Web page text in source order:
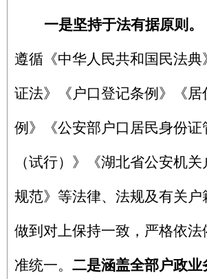
一是坚持于法有据原则。
遵循《中华人民共和国民法典
证法》《户口登记条例》《居
例》《公安部户口居民身份证
（试行）》《湖北省公安机
规范》等法律、法规及有关户
做到对上保持一致， 严格依
准统一。 二是涵盖全部户政业